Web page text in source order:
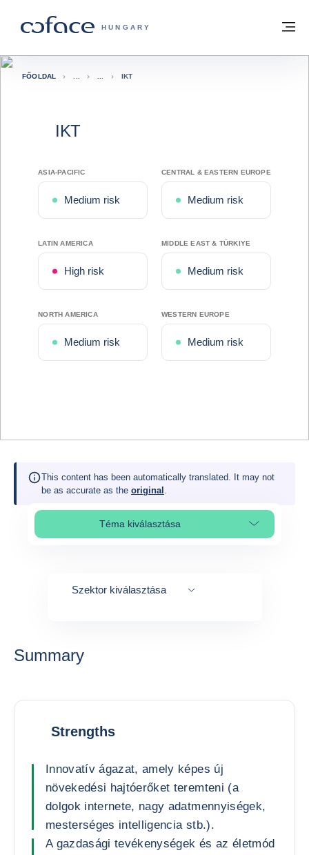
COFACE FOR TRADE - A COFACE
HUNGARY
Vissza a főoldalra
FŐOLDAL IKT
IKT
ASIA-PACIFIC
Medium risk
CENTRAL & EASTERN EUROPE
Medium risk
LATIN AMERICA
High risk
MIDDLE EAST & TÜRKIYE
Medium risk
NORTH AMERICA
Medium risk
WESTERN EUROPE
Medium risk
This content has been automatically translated. It may not
be as accurate as the original .
Téma kiválasztásaSelect page section
Szektor kiválasztása
Summary
Strengths
Innovatív ágazat, amely képes új
növekedési hajtóerőket teremteni (a
dolgok internete, nagy adatmennyiségek,
mesterséges intelligencia stb.).
A gazdasági tevékenységek és az életmód